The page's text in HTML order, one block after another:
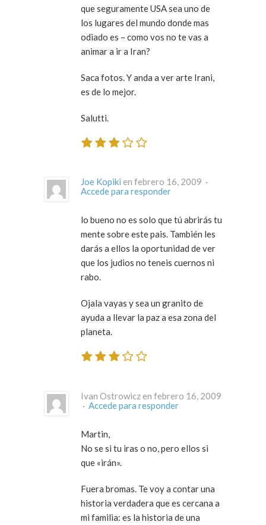
que seguramente USA sea uno de
los lugares del mundo donde mas
odiado es – como vos no te vas a
animar a ir a Iran?
Saca fotos. Y anda a ver arte Irani,
es de lo mejor.
Salutti.
Joe Kopiki
en febrero 16, 2009 ·
Accede para responder
lo bueno no es solo que tú abrirás tu
mente sobre este pais. También les
darás a ellos la oportunidad de ver
que los judios no teneis cuernos ni
rabo.
Ojala vayas y sea un granito de
ayuda a llevar la paz a esa zona del
planeta.
Ivan Ostrowicz en febrero 16, 2009
· Accede para responder
Martin,
No se si tu iras o no, pero ellos si
que «irán».
Fuera bromas. Te voy a contar una
historia verdadera que es cercana a
mi familia: es la historia de una